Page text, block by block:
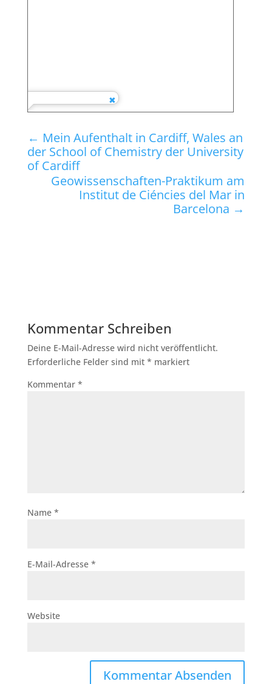
← Mein Aufenthalt in Cardiff, Wales an
der School of Chemistry der University
of Cardiff
Geowissenschaften-Praktikum am
Institut de Ciéncies del Mar in
Barcelona →
Kommentar Schreiben
Deine E-Mail-Adresse wird nicht veröffentlicht.
Erforderliche Felder sind mit * markiert
Kommentar *
Name *
E-Mail-Adresse *
Website